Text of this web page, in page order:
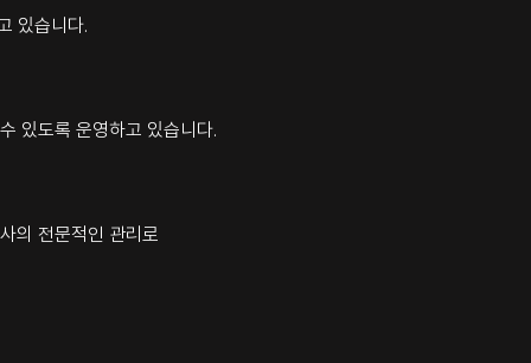
있습니다.
있도록 운영하고 있습니다.
의 전문적인 관리로